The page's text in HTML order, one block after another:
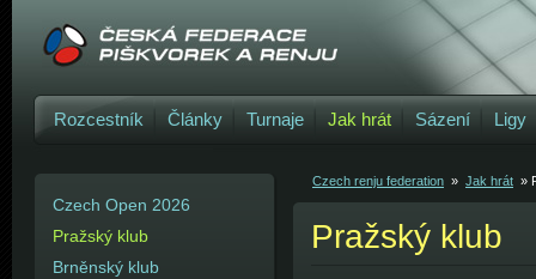
Pražský klub
Czech Open 2026
Pražský klub
Brněnský klub
Czech renju federation » Jak hrát »
Rozcestník Články Turnaje Jak hrát Sázení Ligy